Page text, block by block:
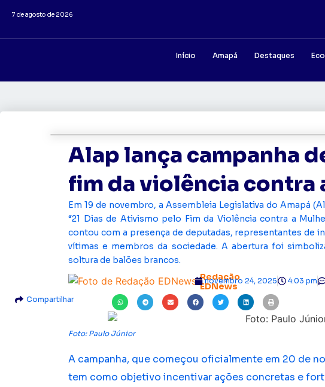
7 de agosto de 2026
Início Amapá Destaques
Alap lança campanha
fim da violência contra
Em 19 de novembro, a Assembleia Legislativa do Amapá
“21 Dias de Ativismo pelo Fim da Violência contra a
contou com a presença de deputadas, representantes de
vítimas e membros da sociedade. A abertura foi
soltura de balões brancos.
Redação
EDNews
novembro 24, 2025 4:03 pm
Compartilhar
Foto: Paulo Júnior
A campanha, que começou oficialmente em 20 de
tem como objetivo incentivar ações concretas e